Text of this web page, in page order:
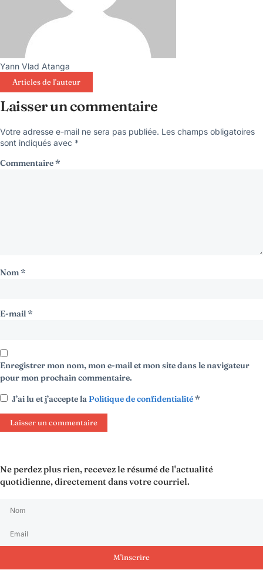
Yann Vlad Atanga
Articles de l'auteur
Laisser un commentaire
Votre adresse e-mail ne sera pas publiée. Les champs obligatoires
sont indiqués avec *
Commentaire*
Nom*
E-mail*
Enregistrer mon nom, mon e-mail et mon site dans le navigateur
pour mon prochain commentaire.
J’ai lu et j’accepte laPolitique de confidentialité*
Ne perdez plus rien, recevez le résumé de l'actualité
quotidienne, directement dans votre courriel.
M'inscrire